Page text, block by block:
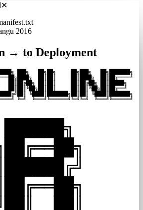
✕
2016
→ to Deployment
███╗   ██╗██╗     ██╗███╗   ██╗███████╗
██║██║     ██║████╗  ██║██╔════╝
██║██╔██╗ ██║██║     ██║██╔██╗ ██║█████╗
██║██║╚██╗██║██║     ██║██║╚██╗██║██╔══╝
╚████║███████╗██║██║ ╚████║███████╗
╚═╝  ╚═══╝╚══════╝╚═╝╚═╝  ╚═══╝╚══════╝
██████╗
██║